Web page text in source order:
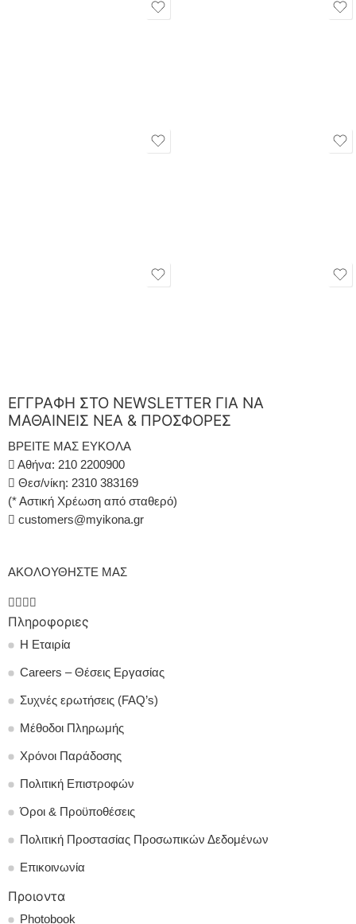
ΕΓΓΡΑΦΗ ΣΤΟ NEWSLETTER ΓΙΑ ΝΑ
ΜΑΘΑΙΝΕΙΣ ΝΕΑ & ΠΡΟΣΦΟΡΕΣ
ΒΡΕΙΤΕ ΜΑΣ ΕΥΚΟΛΑ
Αθήνα: 210 2200900
Θεσ/νίκη: 2310 383169
(* Αστική Χρέωση από σταθερό)
customers@myikona.gr
ΑΚΟΛΟΥΘΗΣΤΕ ΜΑΣ
Πληροφοριες
Η Εταιρία
Careers – Θέσεις Εργασίας
Συχνές ερωτήσεις (FAQ’s)
Μέθοδοι Πληρωμής
Χρόνοι Παράδοσης
Πολιτική Επιστροφών
Όροι & Προϋποθέσεις
Πολιτική Προστασίας Προσωπικών Δεδομένων
Επικοινωνία
Προιοντα
Photobook